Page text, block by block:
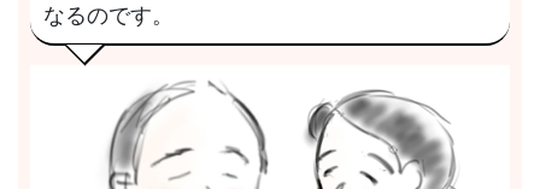
なるのです。